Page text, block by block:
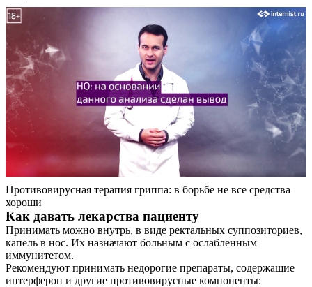
Противовирусная терапия гриппа: в борьбе не все средства
хороши
Как давать лекарства пациенту
Принимать можно внутрь, в виде ректальных суппозиториев,
капель в нос. Их назначают больным с ослабленным
иммунитетом.
Рекомендуют принимать недорогие препараты, содержащие
интерферон и другие противовирусные компоненты: